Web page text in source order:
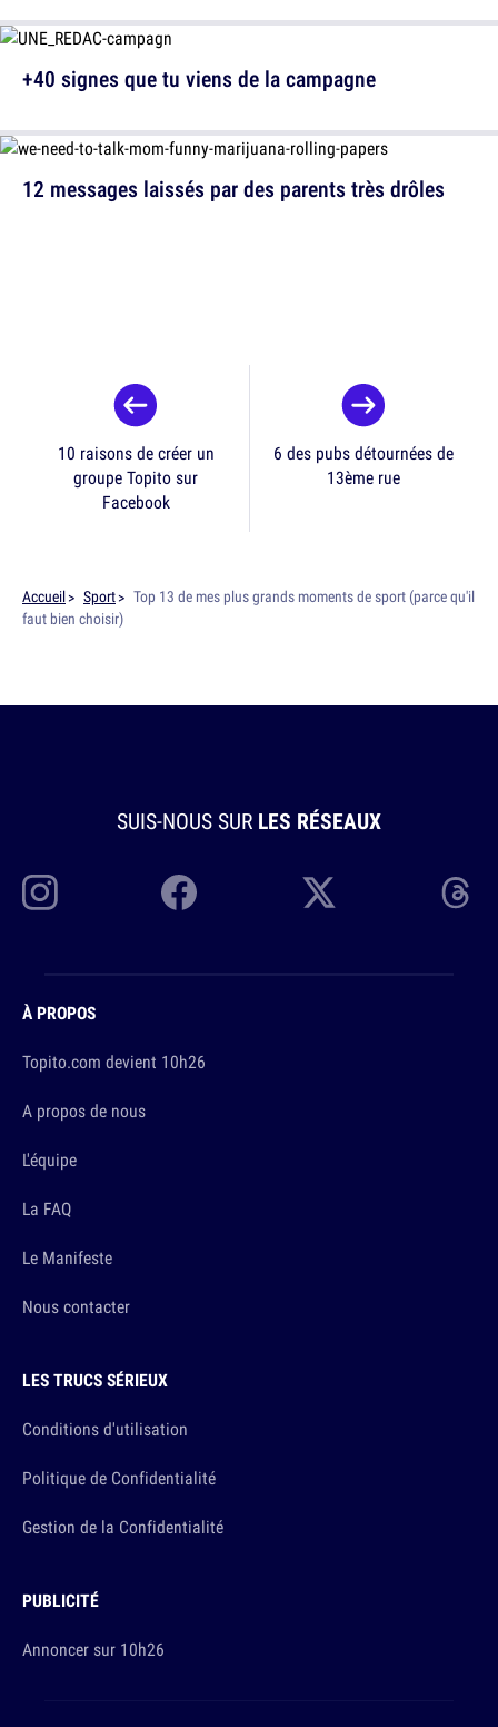
12 messages laissés par des parents très drôles
+40 signes que tu viens de la campagne
10 raisons de créer un
groupe Topito sur
Facebook
6 des pubs détournées de
13ème rue
Accueil Sport
Top 13 de mes plus grands moments de sport (parce qu'il
faut bien choisir)
SUIS-NOUS SUR LES RÉSEAUX
À PROPOS
Topito.com devient 10h26
A propos de nous
L'équipe
La FAQ
Le Manifeste
Nous contacter
LES TRUCS SÉRIEUX
Conditions d'utilisation
Politique de Confidentialité
Gestion de la Confidentialité
PUBLICITÉ
Annoncer sur 10h26